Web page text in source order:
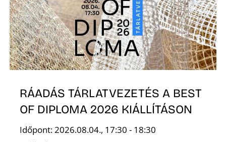
RÁADÁS TÁRLATVEZETÉS A BEST
OF DIPLOMA 2026 KIÁLLÍTÁSON
Időpont: 2026.08.04., 17:30 - 18:30